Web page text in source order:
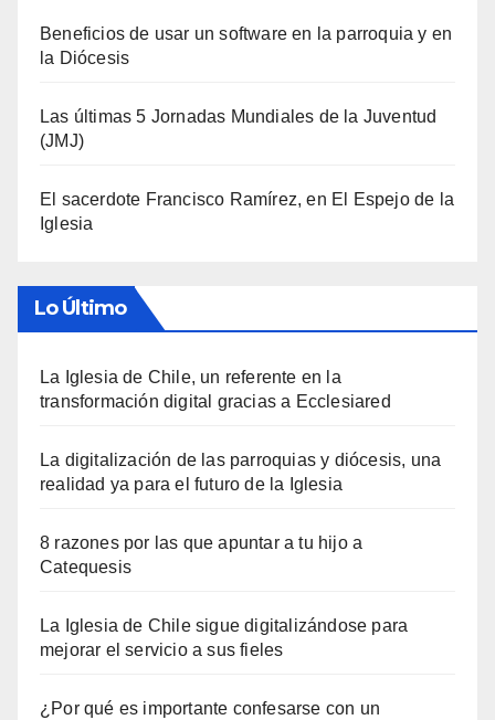
Beneficios de usar un software en la parroquia y en
la Diócesis
Las últimas 5 Jornadas Mundiales de la Juventud
(JMJ)
El sacerdote Francisco Ramírez, en El Espejo de la
Iglesia
Lo Último
La Iglesia de Chile, un referente en la
transformación digital gracias a Ecclesiared
La digitalización de las parroquias y diócesis, una
realidad ya para el futuro de la Iglesia
8 razones por las que apuntar a tu hijo a
Catequesis
La Iglesia de Chile sigue digitalizándose para
mejorar el servicio a sus fieles
¿Por qué es importante confesarse con un